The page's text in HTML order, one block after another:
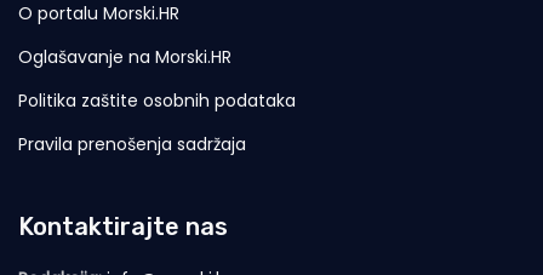
O portalu Morski.HR
Oglašavanje na Morski.HR
Politika zaštite osobnih podataka
Pravila prenošenja sadržaja
Kontaktirajte nas